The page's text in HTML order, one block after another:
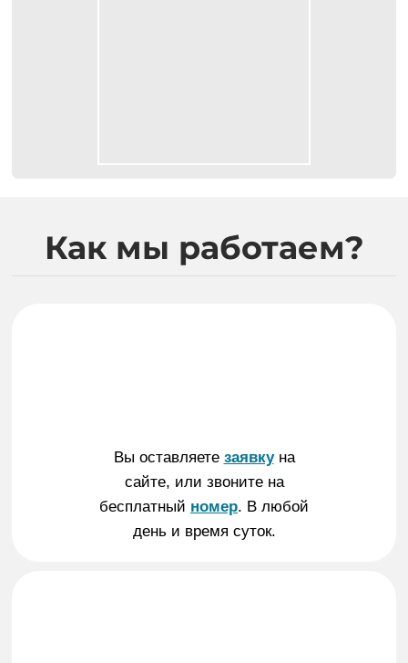
Как мы работаем?
Вы оставляете заявкуна
сайте, или звоните на
бесплатный номер. В любой
день и время суток.